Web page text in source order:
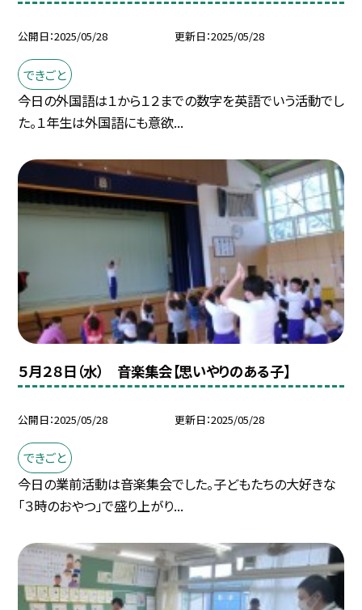
公開日 2025/05/28 更新日 2025/05/28
できごと
今日の外国語は１から１２までの数字を英語でいう活動でし
た。１年生は外国語にも意欲...
５月２８日（水） 音楽集会【思いやりのある子】
公開日 2025/05/28 更新日 2025/05/28
できごと
今日の業前活動は音楽集会でした。子どもたちの大好きな
「３時のおやつ」で盛り上がり...